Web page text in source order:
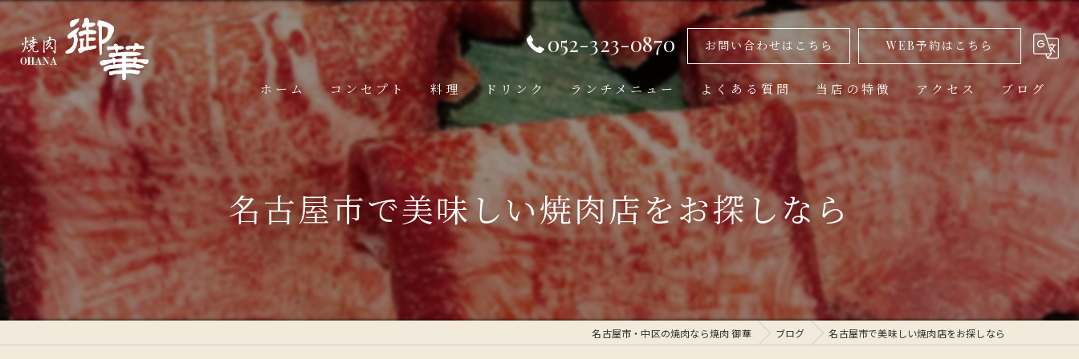
052-323-0870 お問い合わせはこちら WEB予約はこちら
ホーム コンセプト 料理 ドリンク ランチメニュー よくある質問 当店の特徴
美味しい
ランチ
高級
コース
1人
アクセス ブログ
名古屋市で美味しい焼肉店をお探しなら
名古屋市・中区の焼肉なら焼肉 御華 ブログ 名古屋市で美味しい焼肉店をお探しなら